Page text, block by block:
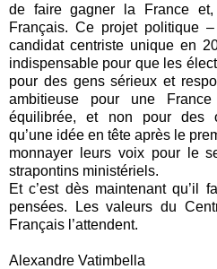
de faire gagner la France
Français. Ce projet politique
candidat centriste unique en
indispensable pour que les
pour des gens sérieux et
ambitieuse pour une
équilibrée, et non pour des
qu’une idée en tête après le
monnayer leurs voix pour le
strapontins ministériels.
Et c’est dès maintenant qu’il
pensées. Les valeurs du
Français l’attendent.
Alexandre Vatimbella